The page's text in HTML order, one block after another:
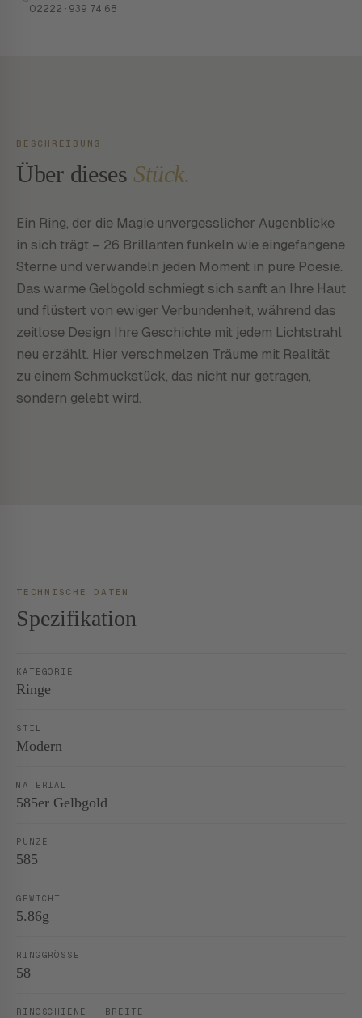
02222 · 939 74 68
BESCHREIBUNG
Über dieses Stück.
Ein Ring, der die Magie unvergesslicher Augenblicke
in sich trägt – 26 Brillanten funkeln wie eingefangene
Sterne und verwandeln jeden Moment in pure Poesie.
Das warme Gelbgold schmiegt sich sanft an Ihre Haut
und flüstert von ewiger Verbundenheit, während das
zeitlose Design Ihre Geschichte mit jedem Lichtstrahl
neu erzählt. Hier verschmelzen Träume mit Realität
zu einem Schmuckstück, das nicht nur getragen,
sondern gelebt wird.
TECHNISCHE DATEN
Spezifikation
KATEGORIE
Ringe
STIL
Modern
MATERIAL
585er Gelbgold
PUNZE
585
GEWICHT
5.86g
RINGGRÖSSE
58
RINGSCHIENE · BREITE